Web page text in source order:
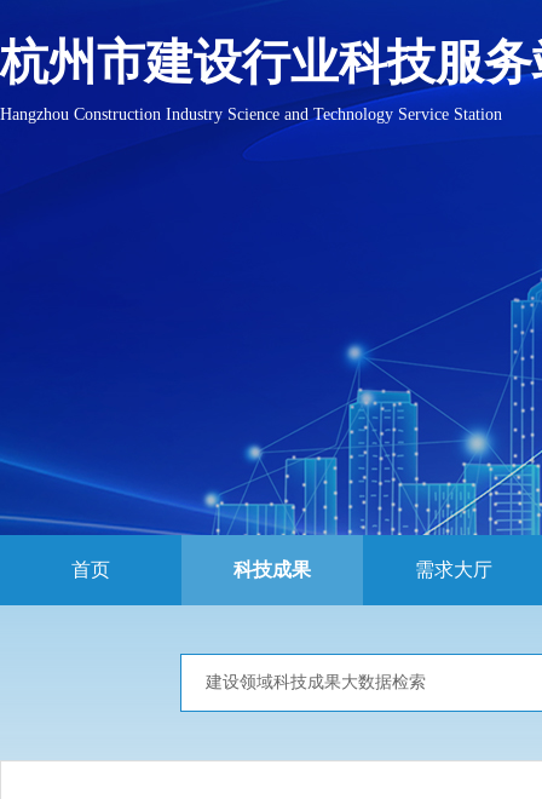
杭州市建设行业科技服
Hangzhou Construction Industry Science and Technology Service Station
首页 科技成果 需求大厅